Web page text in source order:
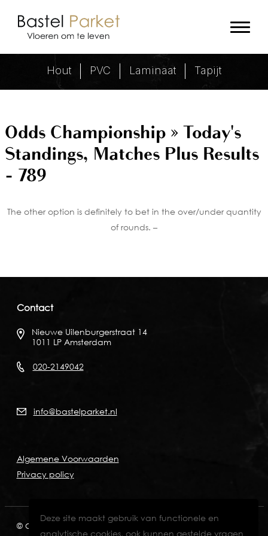
Deze site maakt gebruik van functionele en
analytische cookies, ook kunnen gestelde vragen
Odds Championship » Today's
Hout PVC Laminaat Tapijt
Odds Championship » Today's
Standings, Matches Plus Results
- 789
The other option is definitely to bet in the over/under quantity
of rounds. –
Contact
Nieuwe Uilenburgerstraat 14
1011 LP Amsterdam
020-2149042
info@bastelparket.nl
Algemene Voorwaarden
Privacy policy
© Copyright 2026 KVK: 60772697